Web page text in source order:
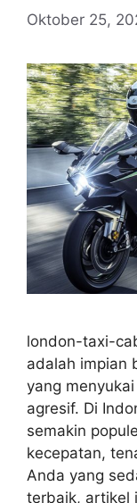
Oktober 25,
london-taxi-
adalah impian
yang
agresif. Di
semakin
kecepatan,
Anda yang
terbaik, artikel